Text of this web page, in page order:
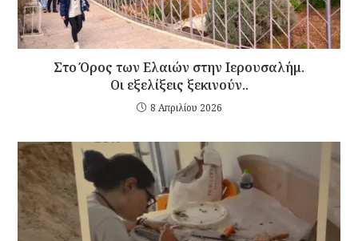
Στο Όρος των Ελαιών στην Ιερουσαλήμ.
Οι εξελίξεις ξεκινούν..
8 Απριλίου 2026